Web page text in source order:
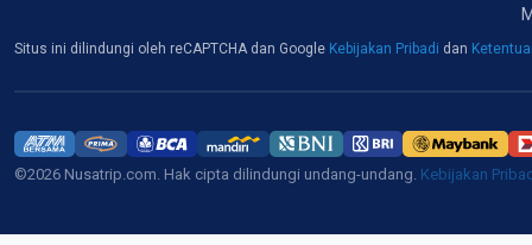
Situs ini dilindungi oleh reCAPTCHA dan Google Kebijakan Pribadi dan
©2026 Nusatrip.com. Hak cipta dilindungi undang-undang. Kebijakan